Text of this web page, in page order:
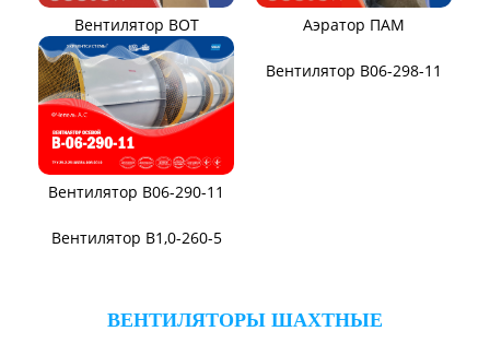
Виброизоляторы ДО
ВЕНТИЛЯТОРЫ ОСЕВЫЕ